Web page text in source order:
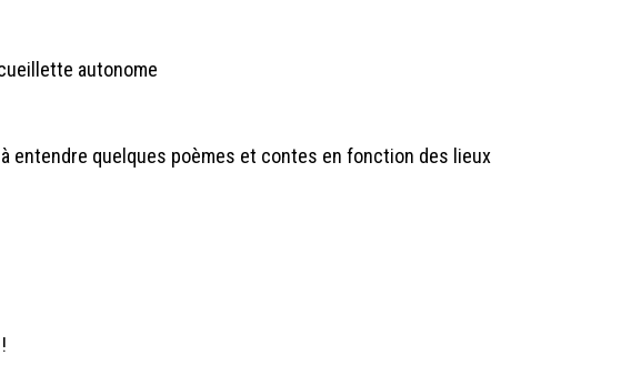
autonome
entendre quelques poèmes et contes en fonction des lieux